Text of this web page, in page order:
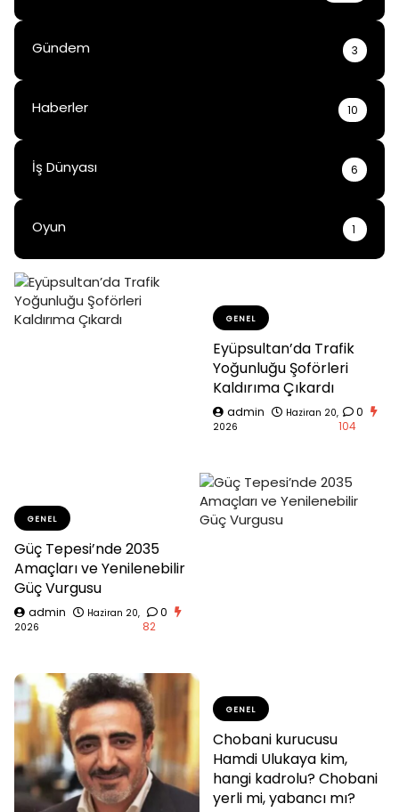
Gündem 3
Haberler 10
İş Dünyası 6
Oyun 1
GENEL
Eyüpsultan’da Trafik
Yoğunluğu Şoförleri
Kaldırıma Çıkardı
admin
Haziran 20,
2026
0
104
GENEL
Güç Tepesi’nde 2035
Amaçları ve Yenilenebilir
Güç Vurgusu
admin
Haziran 20,
2026
0
82
GENEL
Chobani kurucusu
Hamdi Ulukaya kim,
hangi kadrolu? Chobani
yerli mi, yabancı mı?